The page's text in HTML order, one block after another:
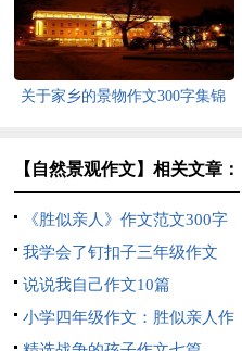
关于家乡的景物作文300字集锦
【自然景观作文】相关文章：
《胜似亲人》作文范文300字
我学会了钉扣子三年级作文
说说我自己作文10篇
小学四年级作文：胜似亲人作